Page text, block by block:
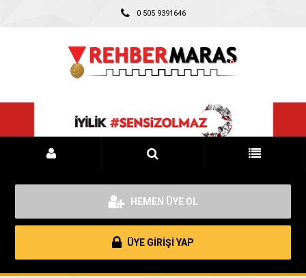
0 505 9391646
HEMEN ÜYE OL
ÜYE GİRİŞİ YAP